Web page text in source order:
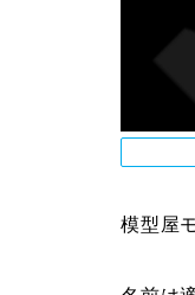
模型屋